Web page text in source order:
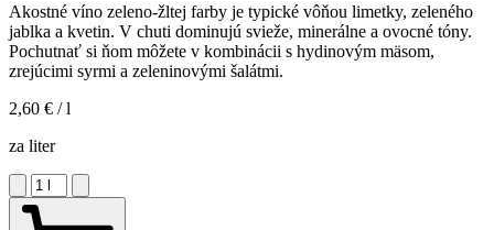
Akostné víno zeleno-žltej farby je typické vôňou limetky, zeleného
jablka a kvetin. V chuti dominujú svieže, minerálne a ovocné tóny.
Pochutnať si ňom môžete v kombinácii s hydinovým mäsom,
zrejúcimi syrmi a zeleninovými šalátmi.
2,60 € / l
za liter